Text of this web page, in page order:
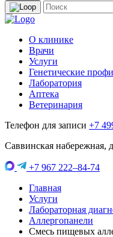
О клинике
Врачи
Услуги
Генетические
Лаборатория
Аптека
Ветеринария
Телефон для записи +7
Саввинская
+7 967 222–84-74
Главная
Услуги
Лабораторная
Аллергопанели
Смесь пищевых